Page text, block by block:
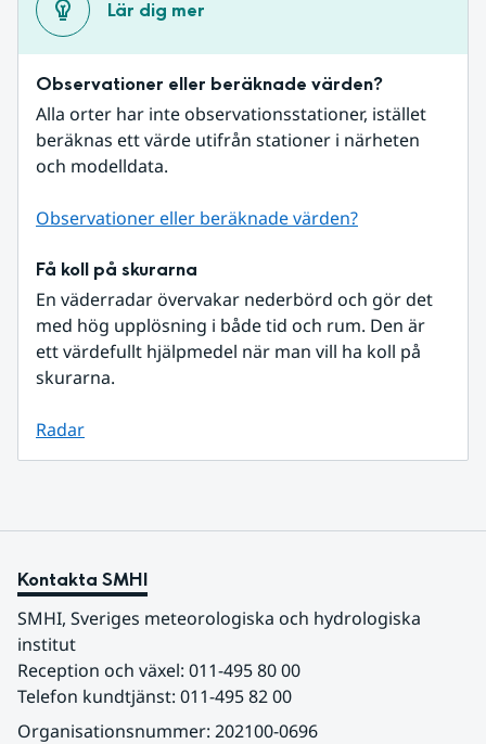
Lär dig mer
Observationer eller beräknade värden?
Alla orter har inte observationsstationer, istället
beräknas ett värde utifrån stationer i närheten
och modelldata.
Observationer eller beräknade värden?
Få koll på skurarna
En väderradar övervakar nederbörd och gör det
med hög upplösning i både tid och rum. Den är
ett värdefullt hjälpmedel när man vill ha koll på
skurarna.
Radar
Kontakta SMHI
SMHI, Sveriges meteorologiska och hydrologiska
institut
Reception och växel: 011-495 80 00
Telefon kundtjänst: 011-495 82 00
Organisationsnummer: 202100-0696